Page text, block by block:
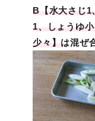
B【水大さじ1
1、しょうゆ
少々】 は混ぜ